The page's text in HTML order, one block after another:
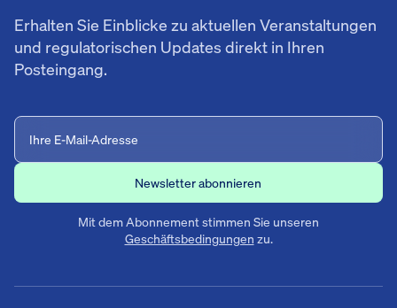
Erhalten Sie Einblicke zu aktuellen Veranstaltungen
und regulatorischen Updates direkt in Ihren
Posteingang.
Mit dem Abonnement stimmen Sie unseren
Geschäftsbedingungen zu.